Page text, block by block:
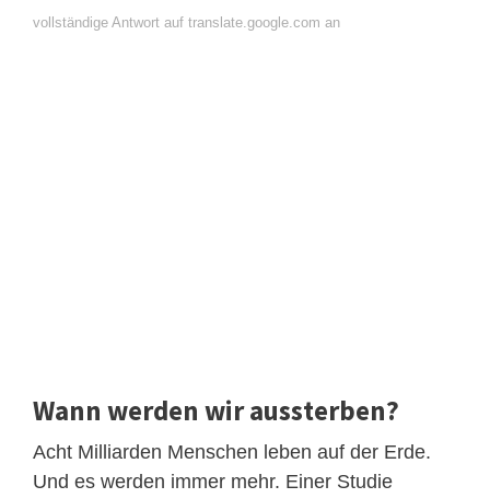
vollständige Antwort auf translate.google.com an
Wann werden wir aussterben?
Acht Milliarden Menschen leben auf der Erde.
Und es werden immer mehr. Einer Studie